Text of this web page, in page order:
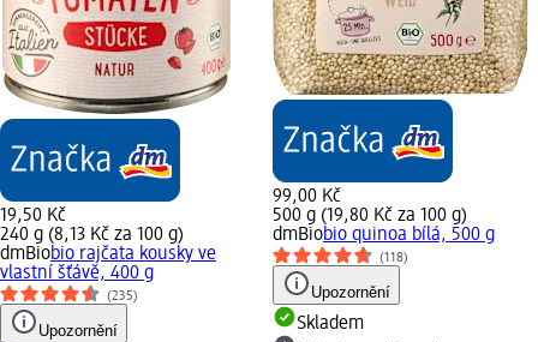
19,50 Kč
240 g (8,13 Kč za 100 g)
dmBiobio rajčata kousky ve
vlastní šťávě, 400 g
(235)
Upozornění
99,00 Kč
500 g (19,80 Kč za 100 g)
dmBiobio quinoa bílá, 500 g
(118)
Upozornění
Skladem